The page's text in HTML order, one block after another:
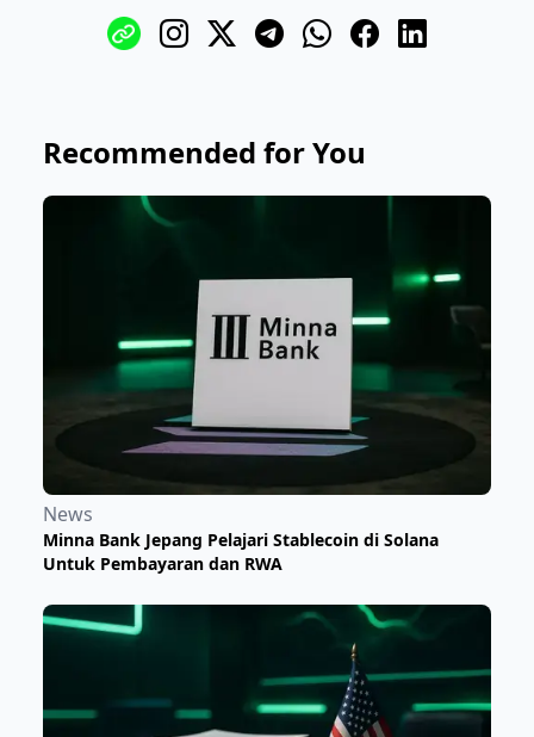
Recommended for You
News
Minna Bank Jepang Pelajari Stablecoin di Solana
Untuk Pembayaran dan RWA